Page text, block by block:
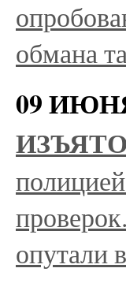
обмана
09
опутали